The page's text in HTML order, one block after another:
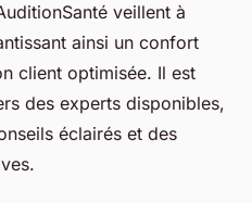
veillent à
ainsi un confort
client optimisée. Il est
des experts disponibles,
éclairés et des